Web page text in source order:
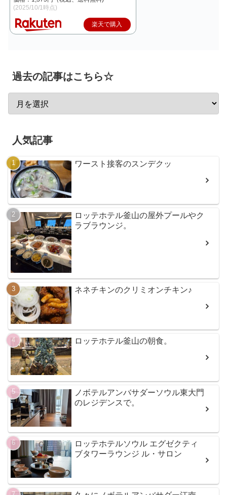
(2025/10/1時点)
楽天で購入
過去の記事はこちら☆
人気記事
ワースト接客のスンデクッ
ロッテホテル釜山の屋外プールやク
ラブラウンジ。
ネネチキンのクリミオンチキン♪
ロッテホテル釜山の朝食。
ノボテルアンバサダーソウル東大門
のレジデンスで。
ロッテホテルソウル エグゼクティ
ブタワーラウンジ ル・サロン